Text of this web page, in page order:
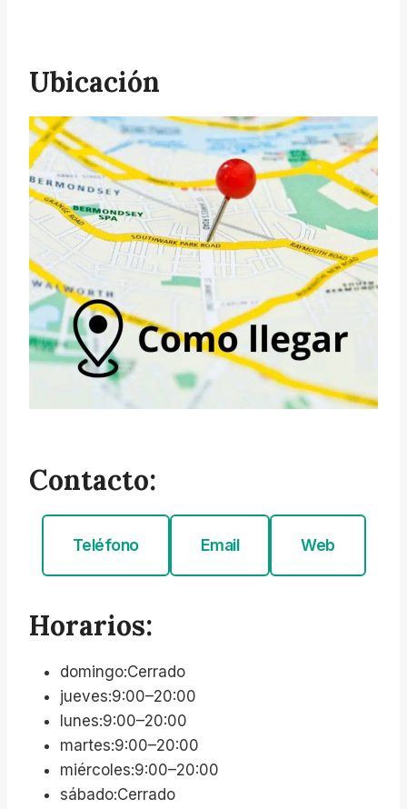
Ubicación
Contacto:
Teléfono Email Web
Horarios:
domingo:Cerrado
jueves:9:00–20:00
lunes:9:00–20:00
martes:9:00–20:00
miércoles:9:00–20:00
sábado:Cerrado